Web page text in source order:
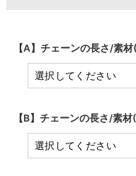
【A】チェーンの長さ/素
【B】チェーンの長さ/素